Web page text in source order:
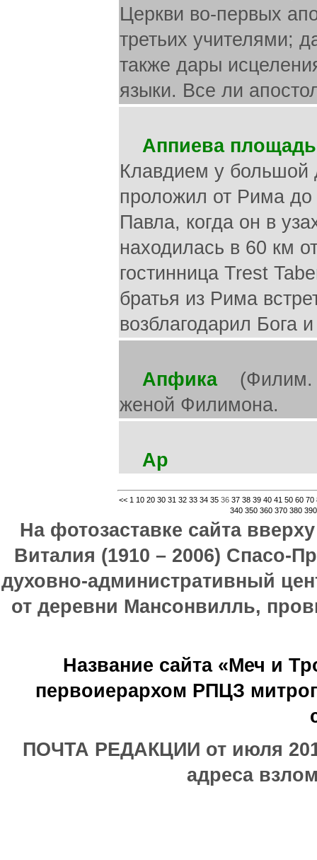
Церкви во-первых
третьих учителями;
также дары
языки. Все ли
Аппиева площадь
Клавдием у большой
проложил от Рима до
Павла, когда он в
находилась в 60 км
гостинница Trest
братья из Рима
возблагодарил Бога
Апфика(Филим.
женой Филимона.
Ар
<< 1 10 20 30 31 32 33 34 3536 37 38 39 40 41 50 60 70
340 350 360 370 380 390
На фотозаставке сайта
Виталия (1910 – 2006) Спасо-
духовно-административный
от деревни Мансонвилль,
Название сайта «Меч и
первоиерархом РПЦЗ
ПОЧТА РЕДАКЦИИ от июля
адреса